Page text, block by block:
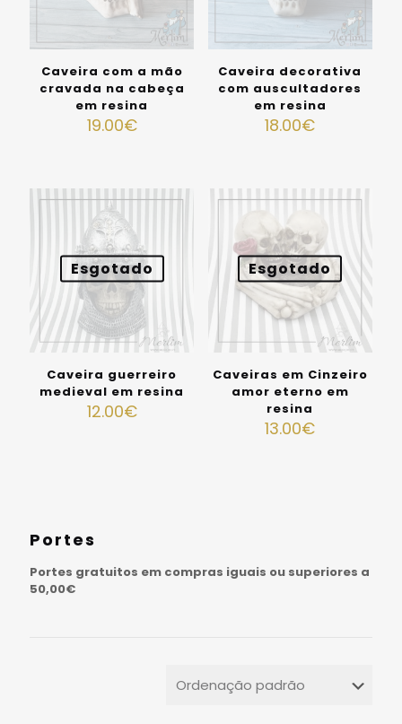
Caveira com a mão
cravada na cabeça
em resina
19.00€
Caveira decorativa
com auscultadores
em resina
18.00€
Esgotado
Caveira guerreiro
medieval em resina
12.00€
Esgotado
Caveiras em Cinzeiro
amor eterno em
resina
13.00€
Portes
Portes gratuitos em compras iguais ou superiores a
50,00€